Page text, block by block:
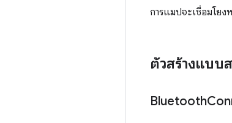
การแมปจะเชื่อมโยง
ตัวสร้างแบบ
Bluetooth